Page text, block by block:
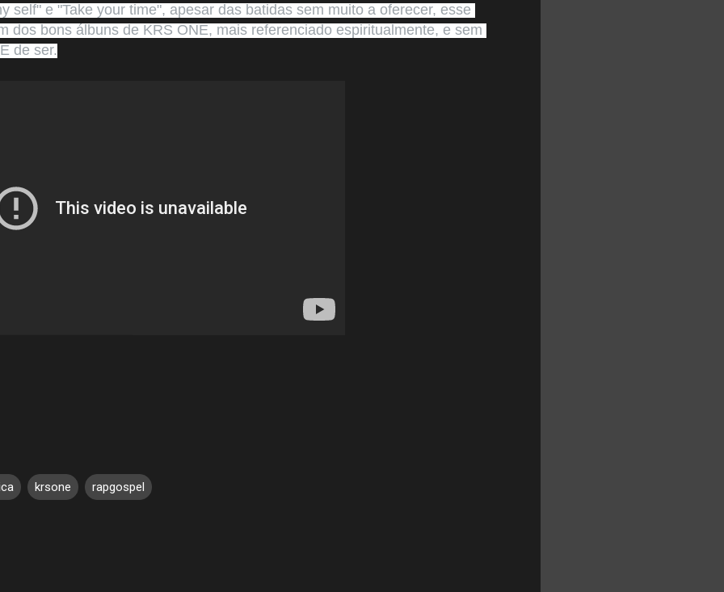
self" e "Take your time", apesar das batidas sem muito a oferecer, esse
dos bons álbuns de KRS ONE, mais referenciado espiritualmente, e sem
de ser.
krsone rapgospel